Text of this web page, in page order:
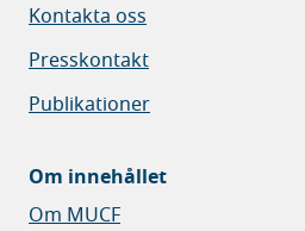
Kontakta oss
Presskontakt
Publikationer
Om innehållet
Om MUCF